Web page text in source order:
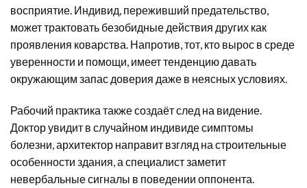
восприятие. Индивид, переживший предательство,
может трактовать безобидные действия других как
проявления коварства. Напротив, тот, кто вырос в среде
уверенности и помощи, имеет тенденцию давать
окружающим запас доверия даже в неясных условиях.
Рабочий практика также создаёт след на видение.
Доктор увидит в случайном индивиде симптомы
болезни, архитектор направит взгляд на строительные
особенности здания, а специалист заметит
невербальные сигналы в поведении оппонента.